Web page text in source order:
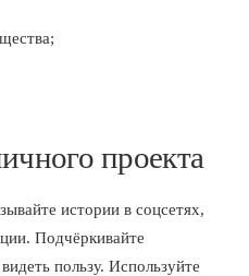
проекта
истории в соцсетях,
Подчёркивайте
пользу. Используйте